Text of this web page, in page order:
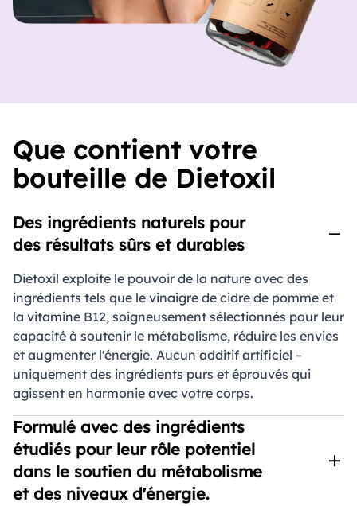
grenade est un antioxydant naturel qui aide à
de poids, sentez-vous plus énergique, plus
Que contient votre
bouteille de Dietoxil
Des ingrédients naturels pour
des résultats sûrs et durables
Dietoxil exploite le pouvoir de la nature avec des
ingrédients tels que le vinaigre de cidre de pomme et
la vitamine B12, soigneusement sélectionnés pour leur
capacité à soutenir le métabolisme, réduire les envies
et augmenter l'énergie. Aucun additif artificiel –
uniquement des ingrédients purs et éprouvés qui
agissent en harmonie avec votre corps.
Formulé avec des ingrédients
étudiés pour leur rôle potentiel
dans le soutien du métabolisme
et des niveaux d'énergie.